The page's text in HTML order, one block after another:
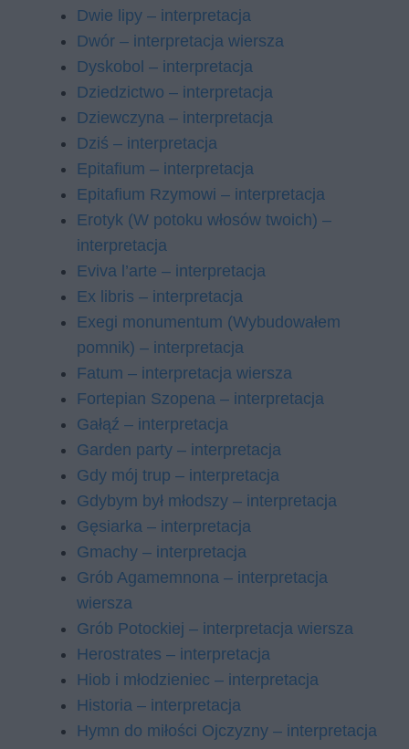
Dwie lipy – interpretacja
Dwór – interpretacja wiersza
Dyskobol – interpretacja
Dziedzictwo – interpretacja
Dziewczyna – interpretacja
Dziś – interpretacja
Epitafium – interpretacja
Epitafium Rzymowi – interpretacja
Erotyk (W potoku włosów twoich) –
interpretacja
Eviva l’arte – interpretacja
Ex libris – interpretacja
Exe­gi mo­nu­men­tum (Wybudowałem
pomnik) – interpretacja
Fatum – interpretacja wiersza
Fortepian Szopena – interpretacja
Gałąź – interpretacja
Garden party – interpretacja
Gdy mój trup – interpretacja
Gdybym był młodszy – interpretacja
Gęsiarka – interpretacja
Gmachy – interpretacja
Grób Agamemnona – interpretacja
wiersza
Grób Potockiej – interpretacja wiersza
Herostrates – interpretacja
Hiob i młodzieniec – interpretacja
Historia – interpretacja
Hymn do miłości Ojczyzny – interpretacja